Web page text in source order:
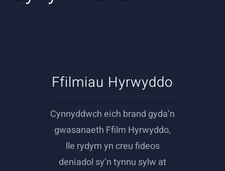
Ffilmiau Hyrwyddo
Cynnyddwch eich brand gyda’n
gwasanaeth Ffilm Hyrwyddo,
lle rydym yn creu fideos
deniadol sy’n tynnu sylw at